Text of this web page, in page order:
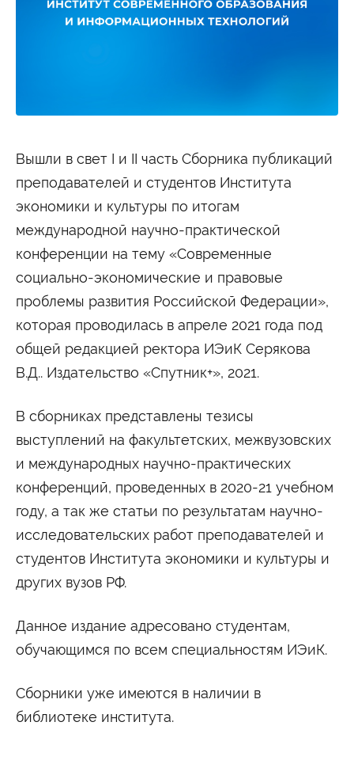
Студенту
Фотогалерея
Второе высшее
Формы обучения
Очная форма обучения
Очно-заочная форма обучения
Мероприятия
Дни открытых дверей
Выездные студенческие мероприятия
Университетские субботы
Администрация Приёмная комиссия
Подписаться на нас
 
Министерство науки и высшего образования
Российской Федерации
Министерство просвещения Российской
Сведения об образовательной организации
Вышли в свет I и II часть Сборника публикаций
преподавателей и студентов Института
экономики и культуры по итогам
международной научно-практической
конференции на тему «Современные
социально-экономические и правовые
проблемы развития Российской Федерации»,
которая проводилась в апреле 2021 года под
общей редакцией ректора ИЭиК Серякова
В.Д.. Издательство «Спутник+», 2021.
В сборниках представлены тезисы
выступлений на факультетских, межвузовских
и международных научно-практических
конференций, проведенных в 2020-21 учебном
году, а так же статьи по результатам научно-
исследовательских работ преподавателей и
студентов Института экономики и культуры и
других вузов РФ.
Данное издание адресовано студентам,
обучающимся по всем специальностям ИЭиК.
Сборники уже имеются в наличии в
библиотеке института.